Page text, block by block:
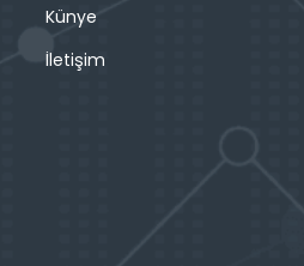
Künye
İletişim